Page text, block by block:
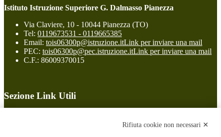
Istituto Istruzione Superiore G. Dalmasso Pianezza
Via Claviere, 10 - 10044 Pianezza (TO)
Tel: 0119673531 - 0119665385
Email: tois06300p@istruzione.itLink per inviare una mail
PEC: tois06300p@pec.istruzione.itLink per inviare una mail
C.F.: 86009370015
Sezione Link Utili
Rifiuta cookie non necessari ✕